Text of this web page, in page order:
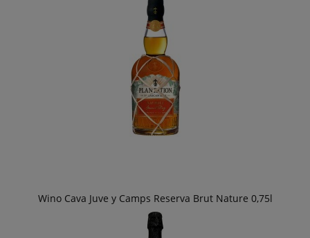
Wino Cava Juve y Camps Reserva Brut Nature 0,75l